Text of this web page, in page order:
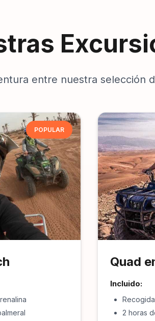
entre nuestra selección
POPULAR
Quad
Incluido:
2 horas